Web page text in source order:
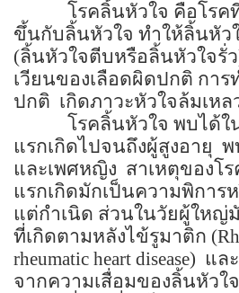
โรคลิ้นหัวใจ คือโรค
ขึ้นกับลิ้นหัวใจ ทำให้ลิ้นหัว
(ลิ้นหัวใจตีบหรือลิ้นหัวใจรั่
เวียนของเลือดผิดปกติ กา
ปกติ เกิดภาวะหัวใจล้มเห
โรคลิ้นหัวใจ พบได้ใ
แรกเกิดไปจนถึงผู้สูงอายุ พ
และเพศหญิง สาเหตุของโ
แรกเกิดมักเป็นความพิการ
แต่กำเนิด ส่วนในวัยผู้ใหญ่
ที่เกิดตามหลังไข้รูมาติก
rheumatic heart disease) แล
จากความเสื่อมของลิ้นหัวใ